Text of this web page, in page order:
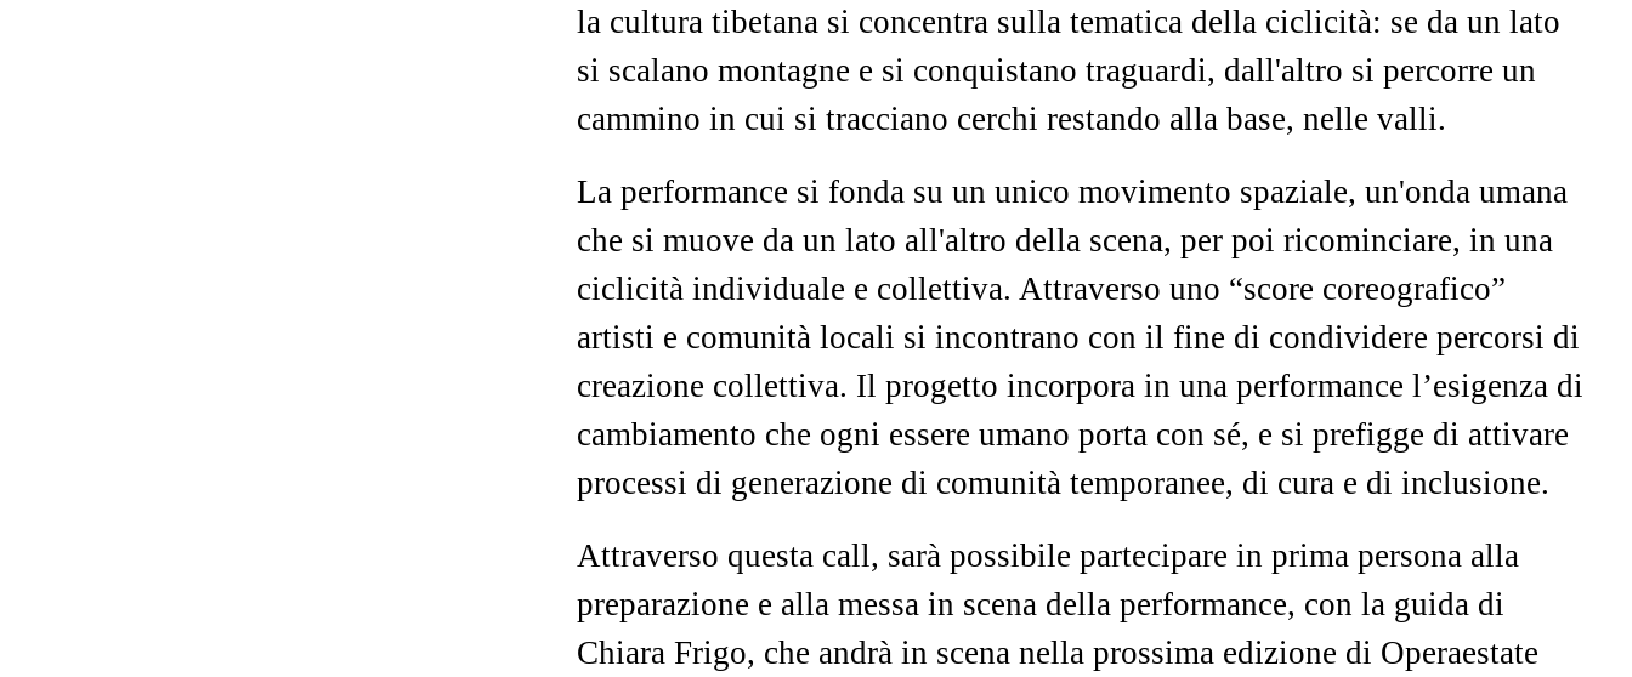
la cultura tibetana si concentra sulla tematica della ciclicità: se da un lato
si scalano montagne e si conquistano traguardi, dall'altro si percorre un
cammino in cui si tracciano cerchi restando alla base, nelle valli.
La performance si fonda su un unico movimento spaziale, un'onda umana
che si muove da un lato all'altro della scena, per poi ricominciare, in una
ciclicità individuale e collettiva. Attraverso uno “score coreografico”
artisti e comunità locali si incontrano con il fine di condividere percorsi di
creazione collettiva. Il progetto incorpora in una performance l’esigenza di
cambiamento che ogni essere umano porta con sé, e si prefigge di attivare
processi di generazione di comunità temporanee, di cura e di inclusione.
Attraverso questa call, sarà possibile partecipare in prima persona alla
preparazione e alla messa in scena della performance, con la guida di
Chiara Frigo, che andrà in scena nella prossima edizione di Operaestate